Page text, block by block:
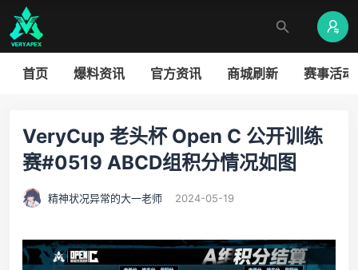
首页 爆料资讯 官方资讯 商城刷新 赛事活动
VeryCup 老头杯 Open C 公开训练
赛#0519 ABCD组积分情况如图
精神状况异常的大一老师 2024-05-19